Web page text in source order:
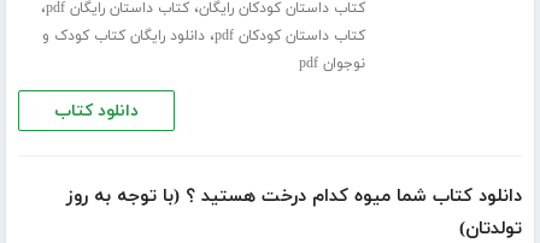
کتاب داستان کودکان رایگان،کتاب داستان رایگان pdf ،
کتاب داستان کودکان pdf ،دانلود رایگان کتاب کودک و
نوجوان pdf
دانلود کتاب
دانلود کتاب شما میوه کدام درخت هستید ؟ (با توجه به روز
تولدتان)